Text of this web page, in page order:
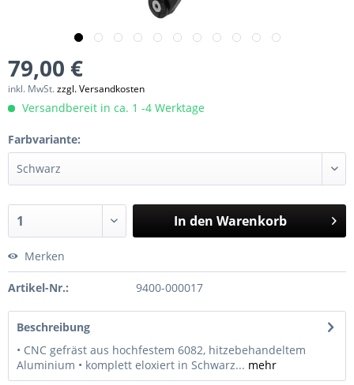
79,00 €
inkl. MwSt.zzgl. Versandkosten
Versandbereit in ca. 1 -4 Werktage
Farbvariante:
In den Warenkorb
Merken
Artikel-Nr.: 9400-000017
Beschreibung
• CNC gefräst aus hochfestem 6082, hitzebehandeltem
Aluminium • komplett eloxiert in Schwarz... mehr